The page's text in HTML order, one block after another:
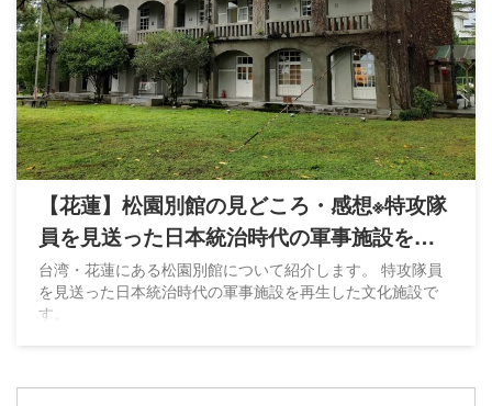
【花蓮】松園別館の見どころ・感想※特攻隊
員を見送った日本統治時代の軍事施設を再
生
台湾・花蓮にある松園別館について紹介します。 特攻隊員
を見送った日本統治時代の軍事施設を再生した文化施設で
す。